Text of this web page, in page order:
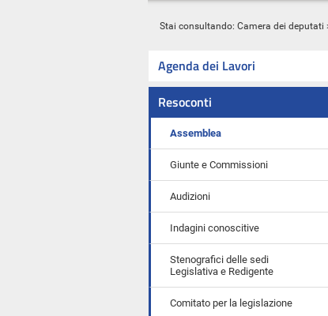
Stai consultando: Camera dei deputati
Agenda dei Lavori
Resoconti
Assemblea
Giunte e Commissioni
Audizioni
Indagini conoscitive
Stenografici delle sedi
Legislativa e Redigente
Comitato per la legislazione